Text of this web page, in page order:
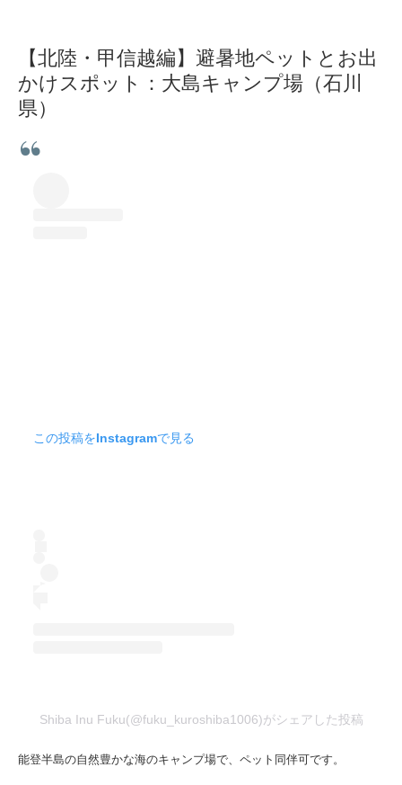
【北陸・甲信越編】避暑地ペットとお出
かけスポット：大島キャンプ場（石川
県）
この投稿をInstagramで見る
Shiba Inu Fuku(@fuku_kuroshiba1006)がシェアした投稿
能登半島の自然豊かな海のキャンプ場で、ペット同伴可です。